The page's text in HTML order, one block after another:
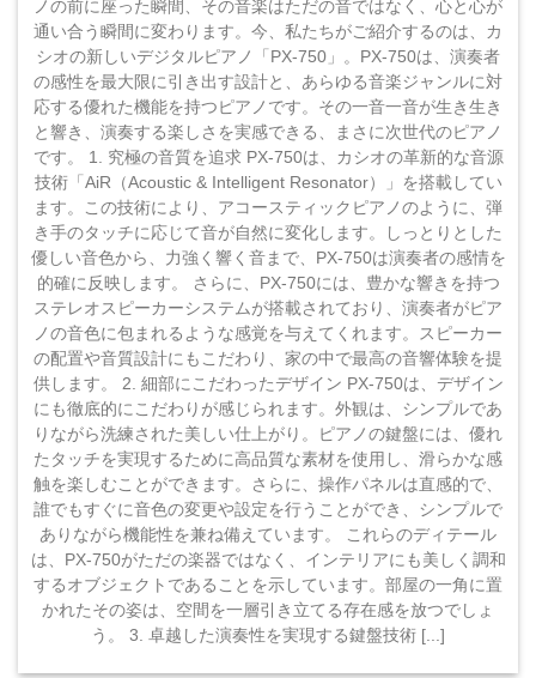
ノの前に座った瞬間、その音楽はただの音ではなく、心と心が
通い合う瞬間に変わります。今、私たちがご紹介するのは、カ
シオの新しいデジタルピアノ「PX-750」。PX-750は、演奏者
の感性を最大限に引き出す設計と、あらゆる音楽ジャンルに対
応する優れた機能を持つピアノです。その一音一音が生き生き
と響き、演奏する楽しさを実感できる、まさに次世代のピアノ
です。 1. 究極の音質を追求 PX-750は、カシオの革新的な音源
技術「AiR（Acoustic & Intelligent Resonator）」を搭載してい
ます。この技術により、アコースティックピアノのように、弾
き手のタッチに応じて音が自然に変化します。しっとりとした
優しい音色から、力強く響く音まで、PX-750は演奏者の感情を
的確に反映します。 さらに、PX-750には、豊かな響きを持つ
ステレオスピーカーシステムが搭載されており、演奏者がピア
ノの音色に包まれるような感覚を与えてくれます。スピーカー
の配置や音質設計にもこだわり、家の中で最高の音響体験を提
供します。 2. 細部にこだわったデザイン PX-750は、デザイン
にも徹底的にこだわりが感じられます。外観は、シンプルであ
りながら洗練された美しい仕上がり。ピアノの鍵盤には、優れ
たタッチを実現するために高品質な素材を使用し、滑らかな感
触を楽しむことができます。さらに、操作パネルは直感的で、
誰でもすぐに音色の変更や設定を行うことができ、シンプルで
ありながら機能性を兼ね備えています。 これらのディテール
は、PX-750がただの楽器ではなく、インテリアにも美しく調和
するオブジェクトであることを示しています。部屋の一角に置
かれたその姿は、空間を一層引き立てる存在感を放つでしょ
う。 3. 卓越した演奏性を実現する鍵盤技術 [...]